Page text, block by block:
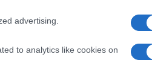
advertising.
to analytics like cookies on
Uniti